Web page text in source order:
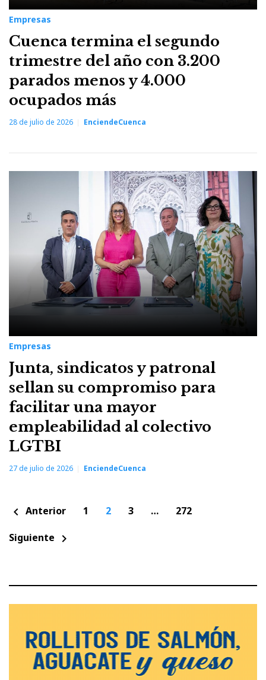
Empresas
Cuenca termina el segundo
trimestre del año con 3.200
parados menos y 4.000
ocupados más
28 de julio de 2026 EnciendeCuenca
Empresas
Junta, sindicatos y patronal
sellan su compromiso para
facilitar una mayor
empleabilidad al colectivo
LGTBI
27 de julio de 2026 EnciendeCuenca
Paginación
de
entradas
chevron_left Anterior 1 2 3 … 272
Siguiente chevron_right